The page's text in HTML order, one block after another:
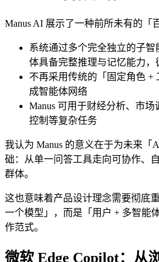
Manus AI 展示了一种前所未有的「
系统通过多个完全独立的子
体具备完整推理与记忆能力，
不再采用传统的「固定角色 +
成智能体网络
Manus 可用于财经分析、市
控制等复杂任务
我认为 Manus 的意义在于为未来「
础：从单一问答工具走向可协作、
群体。
这也意味着产品设计理念需要彻底
一个模型」，而是「用户 + 多智能
作范式。
微软 Edge Copilot：从